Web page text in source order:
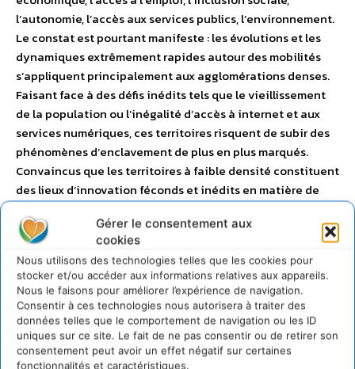
Gérer le consentement aux
cookies
Nous utilisons des technologies telles que les cookies pour
stocker et/ou accéder aux informations relatives aux appareils.
Nous le faisons pour améliorer l’expérience de navigation.
Consentir à ces technologies nous autorisera à traiter des
données telles que le comportement de navigation ou les ID
uniques sur ce site. Le fait de ne pas consentir ou de retirer son
consentement peut avoir un effet négatif sur certaines
fonctionnalités et caractéristiques.
l’autonomie, l’accès aux services publics, l’environnement.
Le constat est pourtant manifeste : les évolutions et les
dynamiques extrêmement rapides autour des mobilités
s’appliquent principalement aux agglomérations denses.
Faisant face à des défis inédits tels que le vieillissement
de la population ou l’inégalité d’accès à internet et aux
services numériques, ces territoires risquent de subir des
phénomènes d’enclavement de plus en plus marqués.
Convaincus que les territoires à faible densité constituent
des lieux d’innovation féconds et inédits en matière de
de réflexion resserrés (vélo, véhicule en partage,
gouvernance), montrer qu’il est possible d’agir à grande
échelle au profit d’un système de mobilité plus compatible
avec la transition énergétique et écologique. De
nombreux acteurs sont susceptibles d’intervenir et d’agir
sur ces sujets. Il est cependant essentiel de souligner
d’emblée que l’implication des collectivités locales et
territoriales est déterminante. Elles sont les seuls acteurs